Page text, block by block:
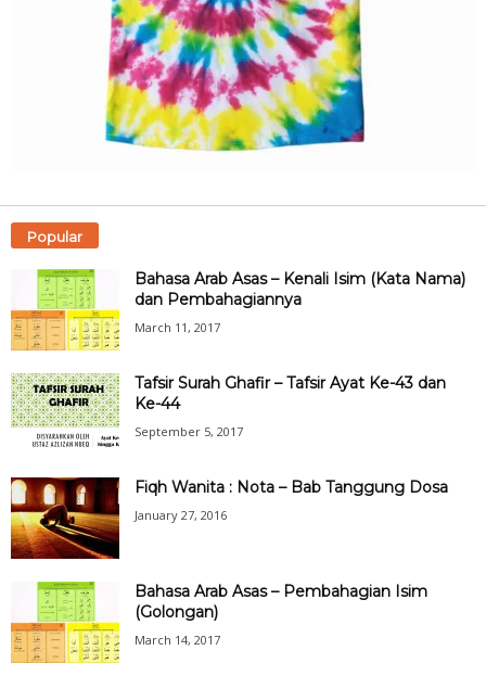
Popular
Bahasa Arab Asas – Kenali Isim (Kata Nama)
dan Pembahagiannya
March 11, 2017
Tafsir Surah Ghafir – Tafsir Ayat Ke-43 dan
Ke-44
September 5, 2017
Fiqh Wanita : Nota – Bab Tanggung Dosa
January 27, 2016
Bahasa Arab Asas – Pembahagian Isim
(Golongan)
March 14, 2017